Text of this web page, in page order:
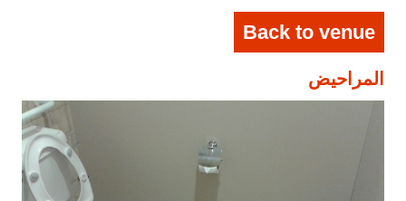
Back to venue
المراحيض